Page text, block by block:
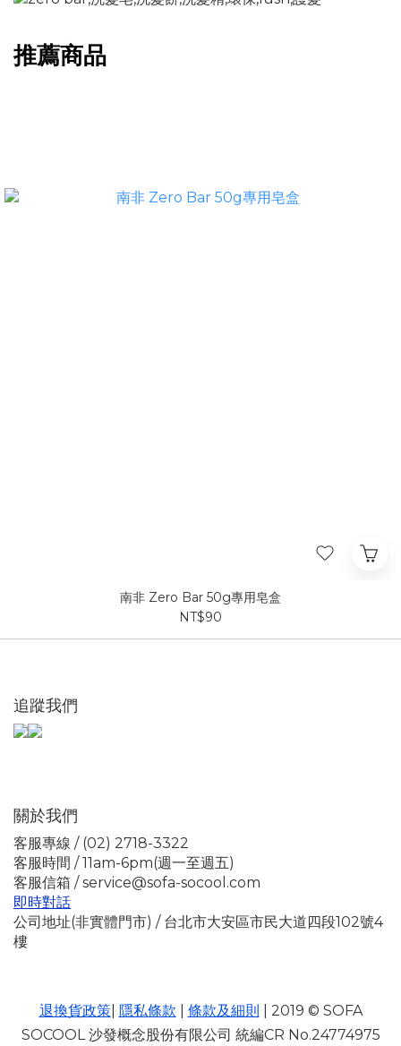
推薦商品
南非 Zero Bar 50g專用皂盒
NT$90
追蹤我們
關於我們
客服專線 / (02) 2718-3322
客服時間 / 11am-6pm(週一至週五)
客服信箱 / service@sofa-socool.com
即時對話
公司地址(非實體門市) / 台北市大安區市民大道四段102號4
樓
退換貨政策| 隱私條款 條款及細則 | 2019 © SOFA
SOCOOL 沙發概念股份有限公司 統編CR No.24774975